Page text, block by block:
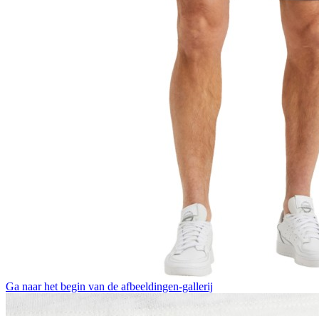
Ga naar het begin van de afbeeldingen-gallerij